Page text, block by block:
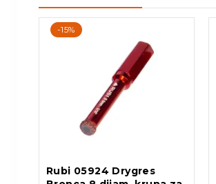
-15%
Rubi 05924 Drygres